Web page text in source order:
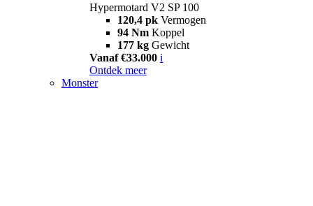
Hypermotard V2 SP 100
120,4 pk Vermogen
94 Nm Koppel
177 kg Gewicht
Vanaf €33.000 i
Ontdek meer
Monster